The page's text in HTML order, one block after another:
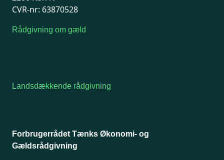
CVR-nr: 63870528
Rådgivning om gæld
Landsdækkende rådgivning
Forbrugerrådet Tænks Økonomi- og
Gældsrådgivning